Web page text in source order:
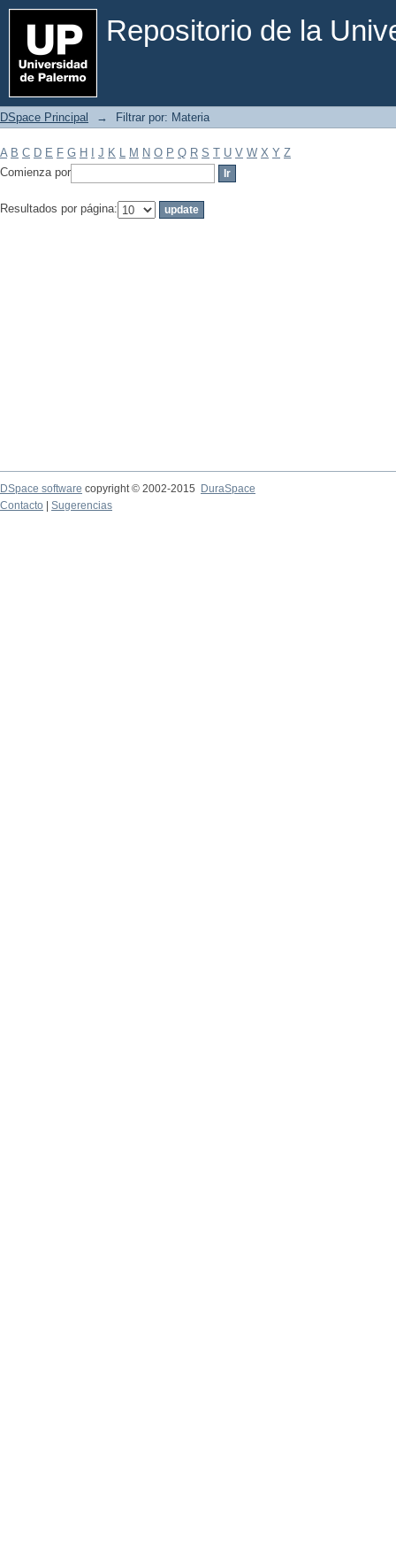
Repositorio de la
Filtrar por: Materia
DSpace Principal → Filtrar por: Materia
A B C D E F G H J K L M N O P Q R S T U V W X Y Z
Comienza por
Resultados por página:
DSpace software copyright © 2002-2015
DuraSpace
Contacto
Sugerencias